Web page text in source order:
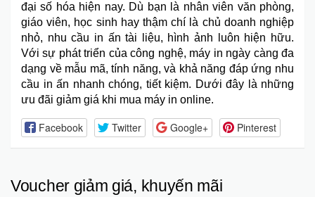
đại số hóa hiện nay. Dù bạn là nhân viên văn phòng,
giáo viên, học sinh hay thậm chí là chủ doanh nghiệp
nhỏ, nhu cầu in ấn tài liệu, hình ảnh luôn hiện hữu.
Với sự phát triển của công nghệ, máy in ngày càng đa
dạng về mẫu mã, tính năng, và khả năng đáp ứng nhu
cầu in ấn nhanh chóng, tiết kiệm. Dưới đây là những
ưu đãi giảm giá khi mua máy in online.
Facebook Twitter Google+ Pinterest
Voucher giảm giá, khuyến mãi